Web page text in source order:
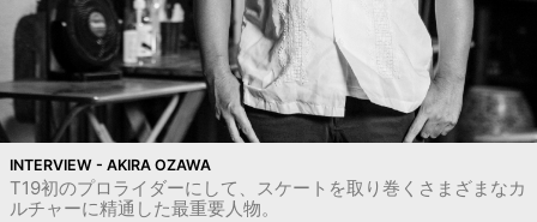
INTERVIEW - AKIRA OZAWA
T19初のプロライダーにして、スケートを取り巻くさまざまなカ
ルチャーに精通した最重要人物。